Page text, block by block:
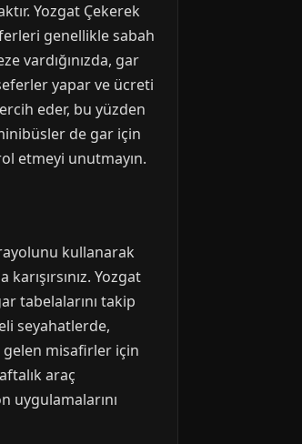
Yozgat Çekerek
genellikle sabah
vardığınızda, gar
yapar ve ücreti
eder, bu yüzden
de gar için
etmeyi unutmayın.
kullanarak
Yozgat
tabelalarını takip
seyahatlerde,
gelen misafirler için
araç
uygulamalarını